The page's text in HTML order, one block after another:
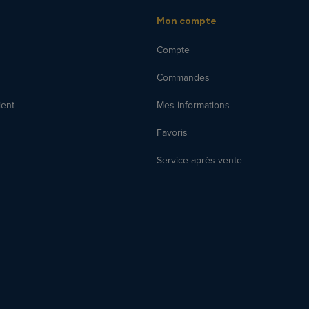
Mon compte
Compte
Commandes
Mes informations
Favoris
Service après-vente